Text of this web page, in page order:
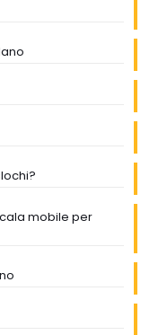
mobile per